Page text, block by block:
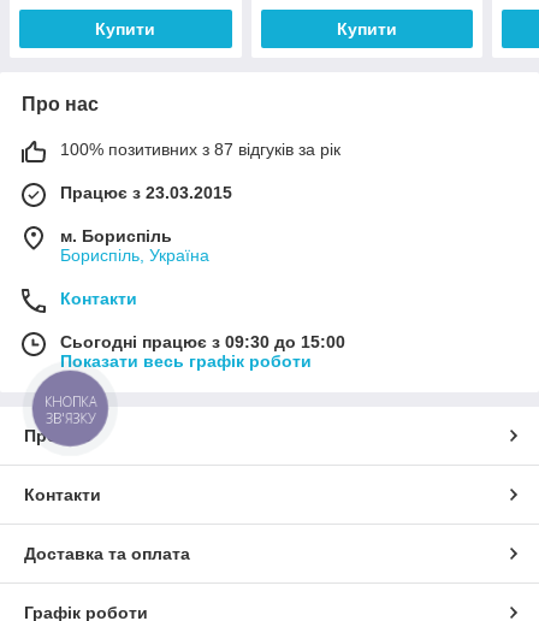
Купити Купити
Про нас
100% позитивних з 87 відгуків за рік
Працює з 23.03.2015
м. Бориспіль
Бориспіль, Україна
Контакти
Сьогодні працює з 09:30 до 15:00
Показати весь графік роботи
Про нас
Контакти
Доставка та оплата
Графік роботи
КНОПКА
ЗВ'ЯЗКУ